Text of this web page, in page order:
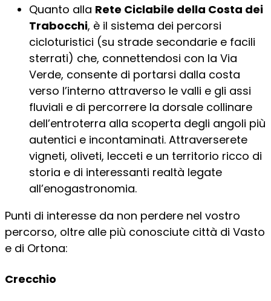
Quanto alla Rete Ciclabile della Costa dei
Trabocchi, è il sistema dei percorsi
cicloturistici (su strade secondarie e facili
sterrati) che, connettendosi con la Via
Verde, consente di portarsi dalla costa
verso l’interno attraverso le valli e gli assi
fluviali e di percorrere la dorsale collinare
dell’entroterra alla scoperta degli angoli più
autentici e incontaminati. Attraverserete
vigneti, oliveti, lecceti e un territorio ricco di
storia e di interessanti realtà legate
all’enogastronomia.
Punti di interesse da non perdere nel vostro
percorso, oltre alle più conosciute città di Vasto
e di Ortona:
Crecchio